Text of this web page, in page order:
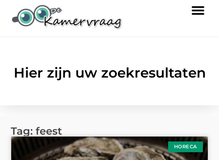
Hier zijn uw zoekresultaten
Tag: feest
HORECA